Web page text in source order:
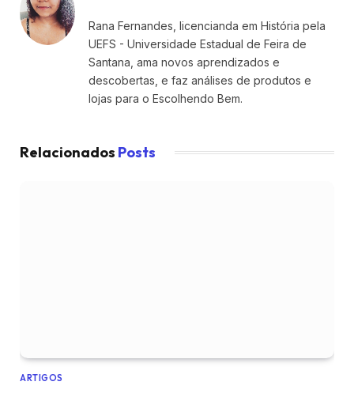
Rana Fernandes, licencianda em História pela
UEFS - Universidade Estadual de Feira de
Santana, ama novos aprendizados e
descobertas, e faz análises de produtos e
lojas para o Escolhendo Bem.
Relacionados Posts
ARTIGOS